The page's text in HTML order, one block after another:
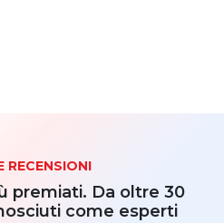
RECENSIONI
premiati. Da oltre 30
come esperti